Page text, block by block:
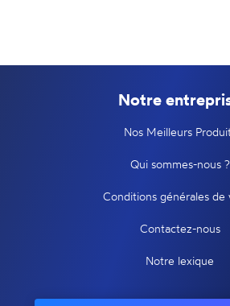
Notre
Nos Meilleurs
Qui sommes-nous ?
Conditions générales de
Contactez-nous
Notre lexique